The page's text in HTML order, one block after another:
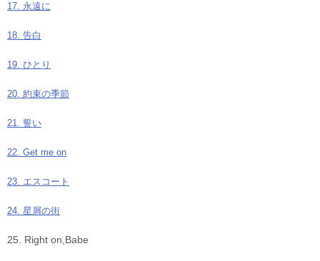
17. 永遠に
18. 告白
19. ひとり
20. 約束の季節
21. 誓い
22. Get me on
23. エスコート
24. 星屑の街
25. Right on,Babe